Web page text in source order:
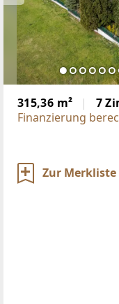
315,36 m² 7
Finanzierung
Zur